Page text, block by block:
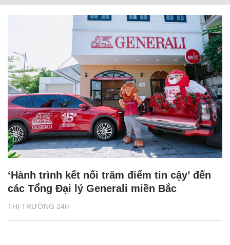
THỊ TRƯỜNG 24H
‘Hành trình kết nối trăm điểm tin cậy’ đến
các Tổng Đại lý Generali miền Bắc